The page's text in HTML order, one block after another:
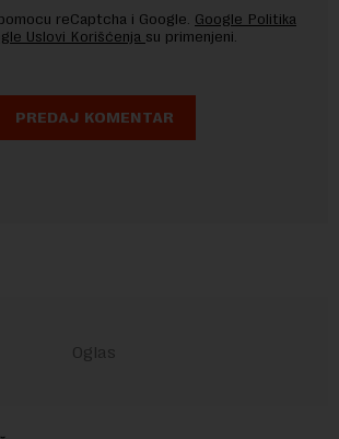
reCaptcha i Google. Google Politika
Uslovi Korišćenja su primenjeni.